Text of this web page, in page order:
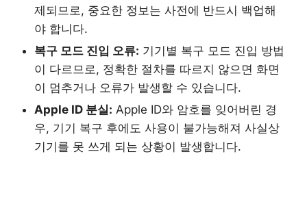
제되므로, 중요한 정보는 사전에 반드시 백업해
야 합니다.
복구 모드 진입 오류: 기기별 복구 모드 진입 방법
이 다르므로, 정확한 절차를 따르지 않으면 화면
이 멈추거나 오류가 발생할 수 있습니다.
Apple ID 분실: Apple ID와 암호를 잊어버린 경
우, 기기 복구 후에도 사용이 불가능해져 사실상
기기를 못 쓰게 되는 상황이 발생합니다.